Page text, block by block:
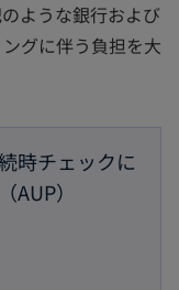
ような銀行および
グに伴う負担を大
時チェックに
）